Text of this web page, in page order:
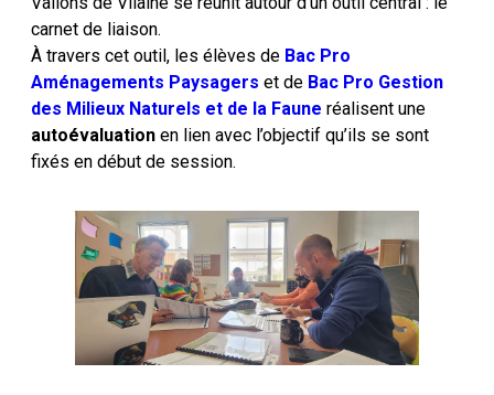
carnet de liaison.
À travers cet outil, les élèves de Bac Pro
Aménagements Paysagers et de Bac Pro Gestion
des Milieux Naturels et de la Faune réalisent une
autoévaluation en lien avec l’objectif qu’ils se sont
fixés en début de session.